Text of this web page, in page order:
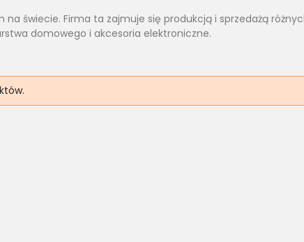
świecie. Firma ta zajmuje się produkcją i sprzedażą
domowego i akcesoria elektroniczne.